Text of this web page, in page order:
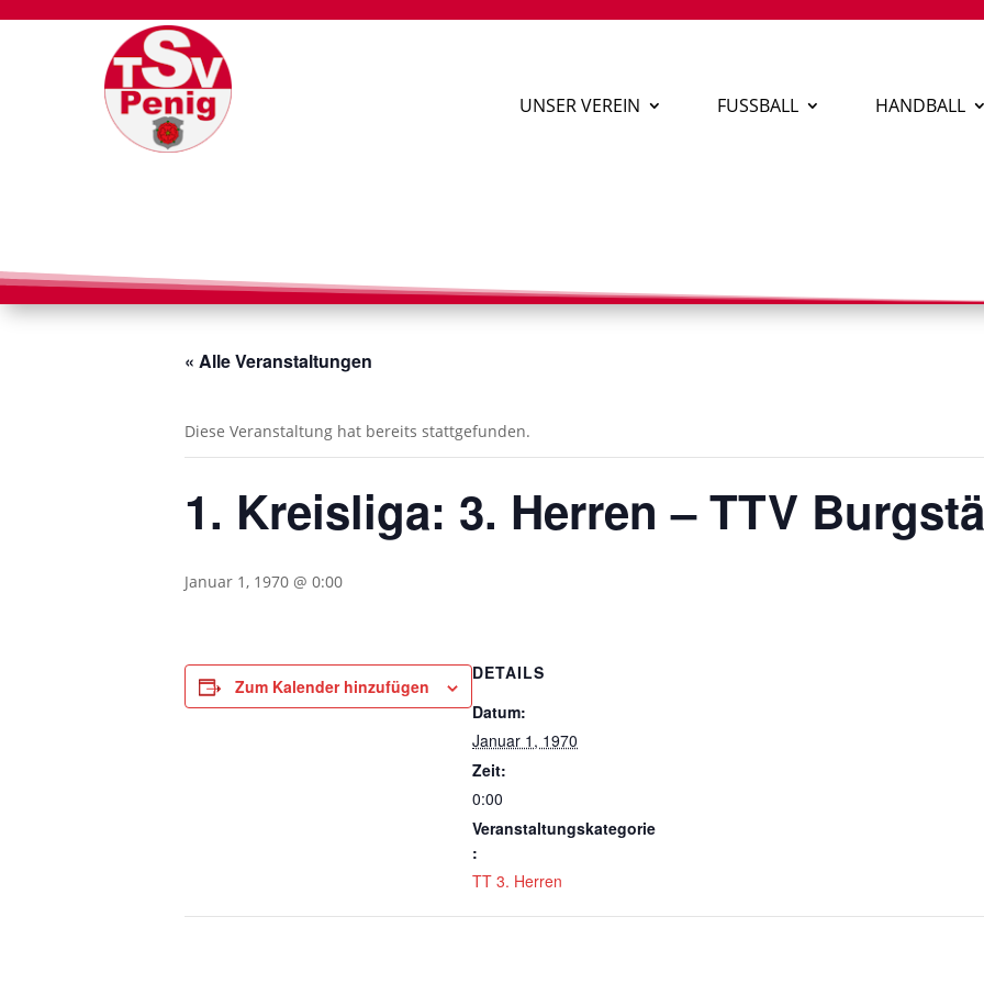
UNSER VEREIN FUSSBALL HANDBALL
« Alle Veranstaltungen
Diese Veranstaltung hat bereits stattgefunden.
1. Kreisliga: 3. Herren – TTV
Januar 1, 1970 @ 0:00
Zum Kalender hinzufügen
DETAILS
Datum:
Januar 1, 1970
Zeit:
0:00
Veranstaltungskategorie
:
TT 3. Herren